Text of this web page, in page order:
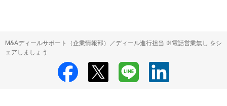
M&Aディールサポート（企業情報部）／ディール進行担当 ※電話営業無し をシ
ェアしましょう